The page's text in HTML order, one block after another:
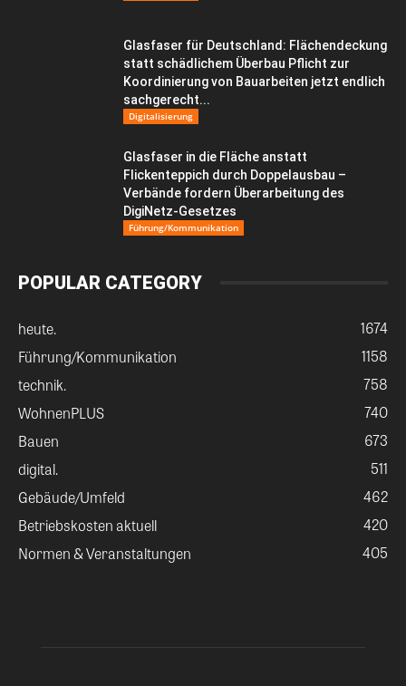
Glasfaser für Deutschland: Flächendeckung
statt schädlichem Überbau Pflicht zur
Koordinierung von Bauarbeiten jetzt endlich
sachgerecht...
Digitalisierung
Glasfaser in die Fläche anstatt
Flickenteppich durch Doppelausbau –
Verbände fordern Überarbeitung des
DigiNetz-Gesetzes
Führung/Kommunikation
POPULAR CATEGORY
heute.
1674
Führung/Kommunikation
1158
technik.
758
WohnenPLUS
740
Bauen
673
digital.
511
Gebäude/Umfeld
462
Betriebskosten aktuell
420
Normen & Veranstaltungen
405